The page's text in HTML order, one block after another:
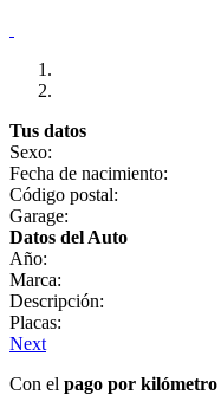
Tus datos
Sexo:
Fecha de nacimiento:
Código postal:
Garage:
Datos del Auto
Año:
Marca:
Descripción:
Placas:
Next
Con el pago por kilómetro